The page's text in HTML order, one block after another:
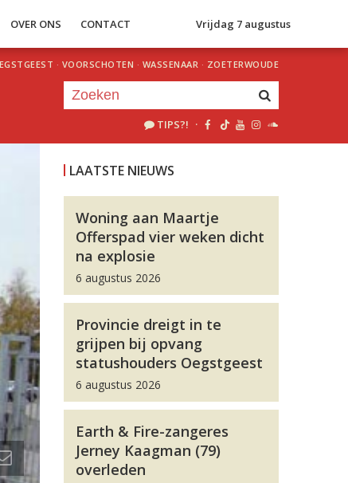
OVER ONS CONTACT Vrijdag 7 augustus
· VOORSCHOTEN · WASSENAAR · ZOETERWOUDE
TIPS?! ·
LAATSTE NIEUWS
Woning aan Maartje
Offerspad vier weken dicht
na explosie
6 augustus 2026
Provincie dreigt in te
grijpen bij opvang
statushouders Oegstgeest
6 augustus 2026
Earth & Fire-zangeres
Jerney Kaagman (79)
overleden